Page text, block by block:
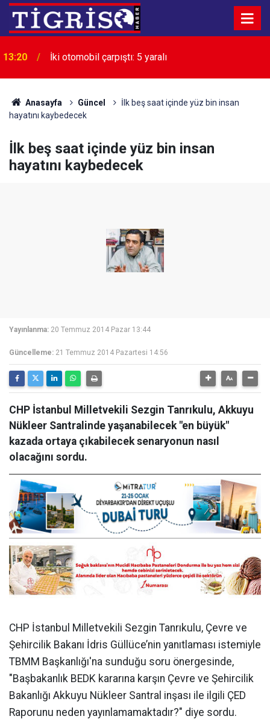
13:20
İki otomobil çarpıştı: 5 yaralı
Diyarbakır’da manzara aynı: Çocuklar Anzele
Suyu'nda serinliyor
Anasayfa Güncel
İlk beş saat içinde yüz bin insan
hayatını kaybedecek
İlk beş saat içinde yüz bin insan
hayatını kaybedecek
Yayınlanma: 20 Temmuz 2014 Pazar 13:44
Güncelleme: 21 Temmuz 2014 Pazartesi 14:56
CHP İstanbul Milletvekili Sezgin Tanrıkulu, Akkuyu
Nükleer Santralinde yaşanabilecek "en büyük"
kazada ortaya çıkabilecek senaryonun nasıl
olacağını sordu.
CHP İstanbul Milletvekili Sezgin Tanrıkulu, Çevre ve
Şehircilik Bakanı İdris Güllüce’nin yanıtlaması istemiyle
TBMM Başkanlığı'na sunduğu soru önergesinde,
"Başbakanlık BEDK kararına karşın Çevre ve Şehircilik
Bakanlığı Akkuyu Nükleer Santral inşası ile ilgili ÇED
Raporunu neden yayınlamamaktadır?" diye sordu.